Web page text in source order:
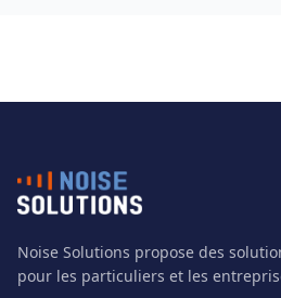
Noise Solutions propose des
pour les particuliers et les